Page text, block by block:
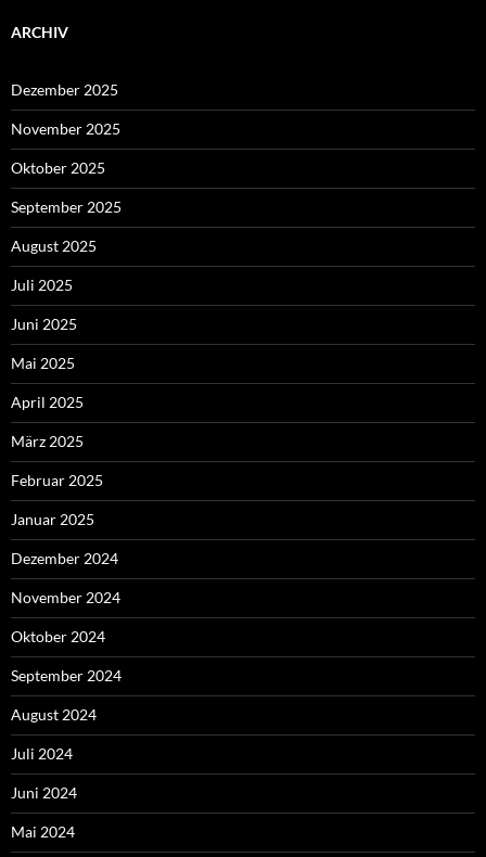
ARCHIV
Dezember 2025
November 2025
Oktober 2025
September 2025
August 2025
Juli 2025
Juni 2025
Mai 2025
April 2025
März 2025
Februar 2025
Januar 2025
Dezember 2024
November 2024
Oktober 2024
September 2024
August 2024
Juli 2024
Juni 2024
Mai 2024